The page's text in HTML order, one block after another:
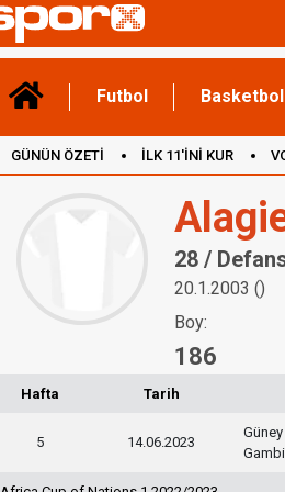
Futbol Basketbol
GÜNÜN ÖZETİ İLK 11'İNİ KUR
28 /
20.1.2003 ()
Boy:
186
Hafta Tarih
5 14.06.2023